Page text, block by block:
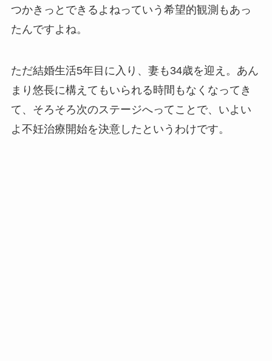
つかきっとできるよねっていう希望的観測もあっ
たんですよね。
ただ結婚生活5年目に入り、妻も34歳を迎え。あん
まり悠長に構えてもいられる時間もなくなってき
て、そろそろ次のステージへってことで、いよい
よ不妊治療開始を決意したというわけです。